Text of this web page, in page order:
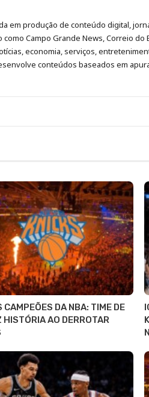
em produção de conteúdo digital,
Campo Grande News, Correio do
economia, serviços,
conteúdos baseados em
CAMPEÕES DA NBA: TIME DE
HISTÓRIA AO DERROTAR